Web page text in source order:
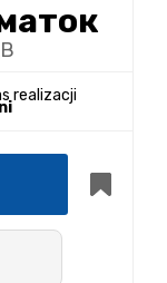
realizacji